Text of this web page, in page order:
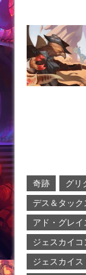
奇跡 グリ
デス＆タック
アド・グレイ
ジェスカイ
ジェスカイス